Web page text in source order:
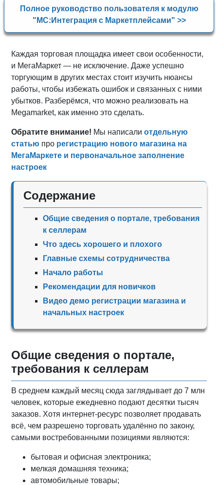
Полное руководство пользователя к модулю
"МС:Интеграция с Маркетплейсами" >>
Каждая торговая площадка имеет свои особенности,
и МегаМаркет — не исключение. Даже успешно
торгующим в других местах стоит изучить нюансы
работы, чтобы избежать ошибок и связанных с ними
убытков. Разберёмся, что можно реализовать на
Megamarket, как именно это сделать.
Обратите внимание! Мы написали отдельную
статью про регистрацию нового магазина на
МегаМаркете и первоначальное заполнение
настроек
Содержание
Общие сведения о портале, требования
к селлерам
Что здесь хорошего и плохого
Главные схемы сотрудничества
Начало работы
Рекомендации для новичков
Видео демо регистрации магазина и
начальных настроек
Общие сведения о портале,
требования к селлерам
В среднем каждый месяц сюда заглядывает до 7 млн
человек, которые ежедневно подают десятки тысяч
заказов. Хотя интернет-ресурс позволяет продавать
всё, чем разрешено торговать удалённо по закону,
самыми востребованными позициями являются:
бытовая и офисная электроника;
мелкая домашняя техника;
автомобильные товары;